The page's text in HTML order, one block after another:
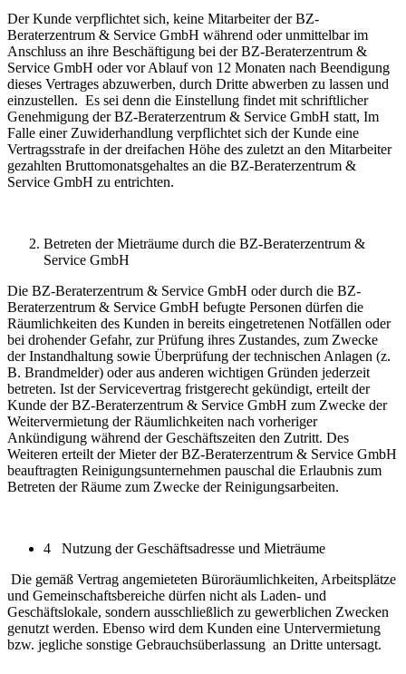
Der Kunde verpflichtet sich, keine Mitarbeiter der BZ-
Beraterzentrum & Service GmbH während oder unmittelbar im
Anschluss an ihre Beschäftigung bei der BZ-Beraterzentrum &
Service GmbH oder vor Ablauf von 12 Monaten nach Beendigung
dieses Vertrages abzuwerben, durch Dritte abwerben zu lassen und
einzustellen. Es sei denn die Einstellung findet mit schriftlicher
Genehmigung der BZ-Beraterzentrum & Service GmbH statt, Im
Falle einer Zuwiderhandlung verpflichtet sich der Kunde eine
Vertragsstrafe in der dreifachen Höhe des zuletzt an den Mitarbeiter
gezahlten Bruttomonatsgehaltes an die BZ-Beraterzentrum &
Service GmbH zu entrichten.
Betreten der Mieträume durch die BZ-Beraterzentrum &
Service GmbH
Die BZ-Beraterzentrum & Service GmbH oder durch die BZ-
Beraterzentrum & Service GmbH befugte Personen dürfen die
Räumlichkeiten des Kunden in bereits eingetretenen Notfällen oder
bei drohender Gefahr, zur Prüfung ihres Zustandes, zum Zwecke
der Instandhaltung sowie Überprüfung der technischen Anlagen (z.
B. Brandmelder) oder aus anderen wichtigen Gründen jederzeit
betreten. Ist der Servicevertrag fristgerecht gekündigt, erteilt der
Kunde der BZ-Beraterzentrum & Service GmbH zum Zwecke der
Weitervermietung der Räumlichkeiten nach vorheriger
Ankündigung während der Geschäftszeiten den Zutritt. Des
Weiteren erteilt der Mieter der BZ-Beraterzentrum & Service GmbH
beauftragten Reinigungsunternehmen pauschal die Erlaubnis zum
Betreten der Räume zum Zwecke der Reinigungsarbeiten.
4 Nutzung der Geschäftsadresse und Mieträume
Die gemäß Vertrag angemieteten Büroräumlichkeiten, Arbeitsplätze
und Gemeinschaftsbereiche dürfen nicht als Laden- und
Geschäftslokale, sondern ausschließlich zu gewerblichen Zwecken
genutzt werden. Ebenso wird dem Kunden eine Untervermietung
bzw. jegliche sonstige Gebrauchsüberlassung an Dritte untersagt.